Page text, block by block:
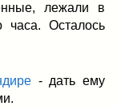
лежали в
часа. Осталось
- дать ему